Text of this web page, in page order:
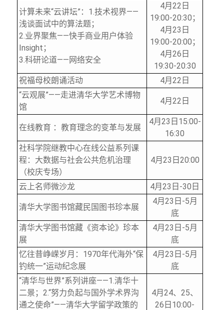
计算未来“云讲坛”：1.技术视界——
浅谈面试中的算法题；
2. 业界聚焦——快手商业用户体验
Insight；
3. 科研论道——网络安全
4月22日
19:00-20:30；
4月23日
19:00-20:00；
4月26日
19:30-20:30
祝福母校朗诵活动
4月22日
“云观展”——走进清华大学艺术博物
馆
4月22日
在线教育 ：教育理念的变革与发展
4月23日15:00-
16:30
社科学院继教中心在线公益系列课
程：大数据与社会公共危机治理
（校庆专场）
4月23日20:00
云上名师微沙龙 4月23日-30日
清华大学图书馆藏民国图书珍本展
4月23日-5月
底
清华大学图书馆藏《资本论》珍本
展
4月23日-5月
底
忆往昔峥嵘岁月：1970年代海外“保
钓统一”运动纪念展
4月23日-5月
底
“清华与世界”系列讲座——1.清华十
二景；2.“努力负起与国外学术界沟
通之使命”——清华大学留学政策的
4月24、25、
26日10:00-